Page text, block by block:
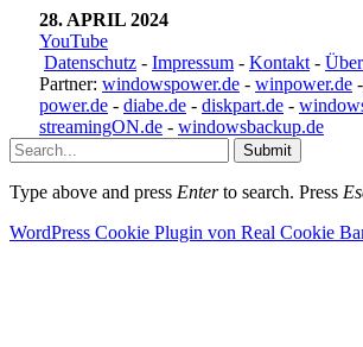
28. APRIL 2024
YouTube
Datenschutz - Impressum - Kontakt -
Partner: windowspower.de - winpower.de -
power.de - diabe.de - diskpart.de -
streamingON.de - windowsbackup.de
Submit
Type above and press Enterto search. Press
WordPress Cookie Plugin von Real Cookie